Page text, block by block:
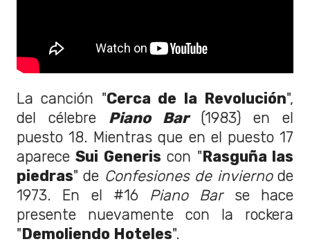
La canción "Cerca de la Revolución",
del célebre Piano Bar
(1983) en el
puesto 18. Mientras que en el puesto 17
apareceSui Generis con "Rasguña las
piedras" de Confesiones de inviernode
1973. En el #16 Piano Barse hace
presente nuevamente con la rockera
"Demoliendo Hoteles".